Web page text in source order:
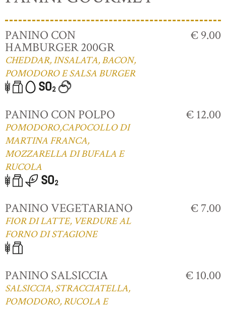
PANINO CON
HAMBURGER 200GR
CHEDDAR, INSALATA, BACON,
POMODORO E SALSA BURGER
€ 9.00
PANINO CON POLPO
POMODORO,CAPOCOLLO DI
MARTINA FRANCA,
MOZZARELLA DI BUFALA E
RUCOLA
€ 12.00
PANINO VEGETARIANO
FIOR DI LATTE, VERDURE AL
FORNO DI STAGIONE
€ 7.00
PANINO SALSICCIA
SALSICCIA, STRACCIATELLA,
POMODORO, RUCOLA E
€ 10.00